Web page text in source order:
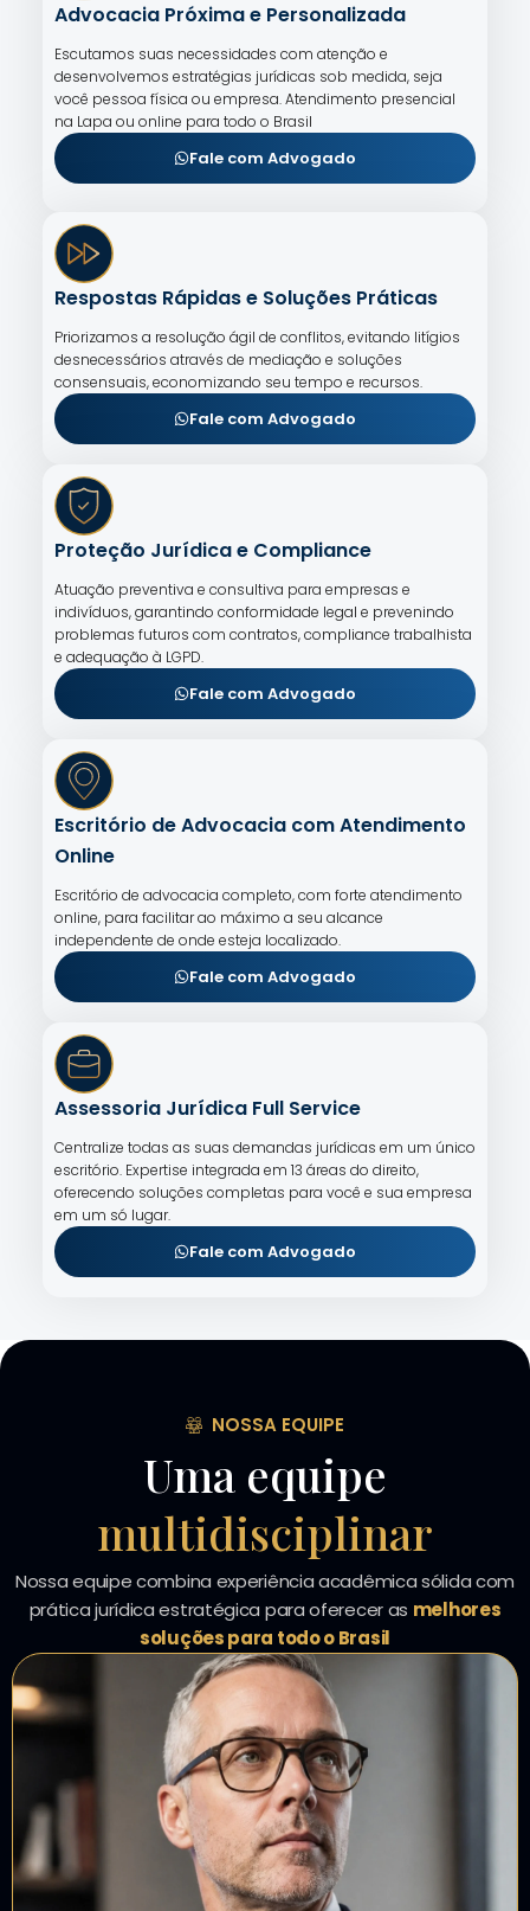
Advocacia Próxima e Personalizada
Escutamos suas necessidades com atenção e
desenvolvemos estratégias jurídicas sob medida, seja
você pessoa física ou empresa. Atendimento presencial
na Lapa ou online para todo o Brasil
Fale com Advogado
Respostas Rápidas e Soluções Práticas
Priorizamos a resolução ágil de conflitos, evitando litígios
desnecessários através de mediação e soluções
consensuais, economizando seu tempo e recursos.
Fale com Advogado
Proteção Jurídica e Compliance
Atuação preventiva e consultiva para empresas e
indivíduos, garantindo conformidade legal e prevenindo
problemas futuros com contratos, compliance trabalhista
e adequação à LGPD.
Fale com Advogado
Escritório de Advocacia com Atendimento
Online
Escritório de advocacia completo, com forte atendimento
online, para facilitar ao máximo a seu alcance
independente de onde esteja localizado.
Fale com Advogado
Assessoria Jurídica Full Service
Centralize todas as suas demandas jurídicas em um único
escritório. Expertise integrada em 13 áreas do direito,
oferecendo soluções completas para você e sua empresa
em um só lugar.
Fale com Advogado
NOSSA EQUIPE
Uma equipe
multidisciplinar
Nossa equipe combina experiência acadêmica sólida com
prática jurídica estratégica para oferecer as melhores
soluções para todo o Brasil